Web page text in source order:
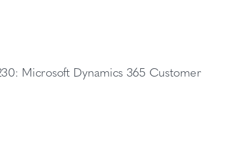
Microsoft Dynamics 365 Customer